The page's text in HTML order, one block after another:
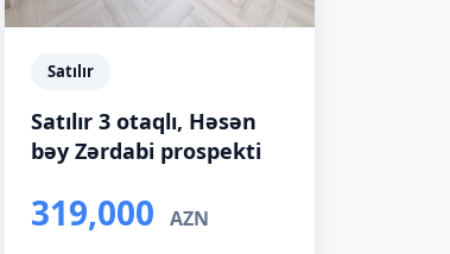
Satılır
Satılır 3 otaqlı, Həsən
bəy Zərdabi prospekti
319,000 AZN